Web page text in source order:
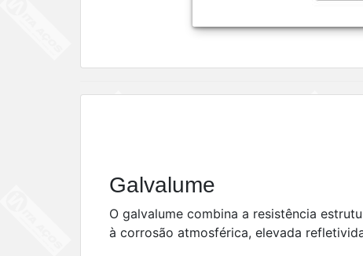
Galvalume
O galvalume combina a resistência
à corrosão atmosférica, elevada